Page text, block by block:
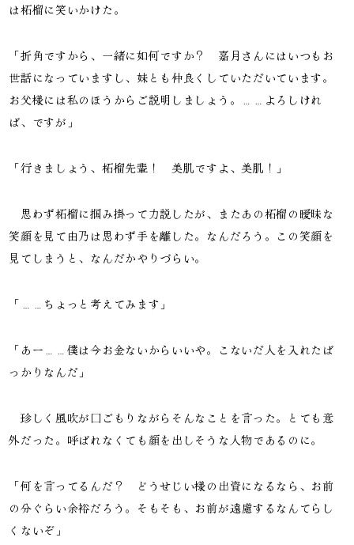
は柘榴に笑いかけた。
「折角ですから、一緒に如何ですか？ 嘉月さんにはいつもお
世話になっていますし、妹とも仲良くしていただいています。
お父様には私のほうからご説明しましょう。……よろしけれ
ば、ですが」
「行きましょう、柘榴先輩！ 美肌ですよ、美肌！」
思わず柘榴に掴み掛って力説したが、またあの柘榴の曖昧な
笑顔を見て由乃は思わず手を離した。なんだろう。この笑顔を
見てしまうと、なんだかやりづらい。
「……ちょっと考えてみます」
「あー……僕は今お金ないからいいや。こないだ人を入れたば
っかりなんだ」
珍しく風吹が口ごもりながらそんなことを言った。とても意
外だった。呼ばれなくても顔を出しそうな人物であるのに。
「何を言ってるんだ？ どうせじい様の出資になるなら、お前
の分ぐらい余裕だろう。そもそも、お前が遠慮するなんてらし
くないぞ」